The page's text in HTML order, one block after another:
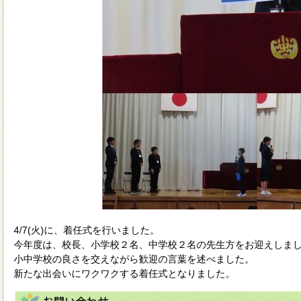
4/7(火)に、着任式を行いました。
今年度は、校長、小学校２名、中学校２名の先生方をお迎えしま
小中学校の良さを交えながら歓迎の言葉を述べました。
新たな出会いにワクワクする着任式となりました。